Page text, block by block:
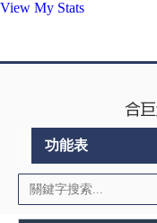
View My Stats
功能表